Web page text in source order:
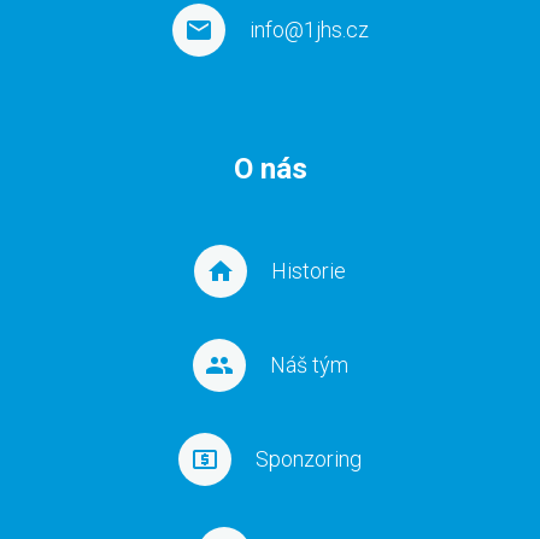
info@1jhs.cz
O nás
Historie
Náš tým
Sponzoring